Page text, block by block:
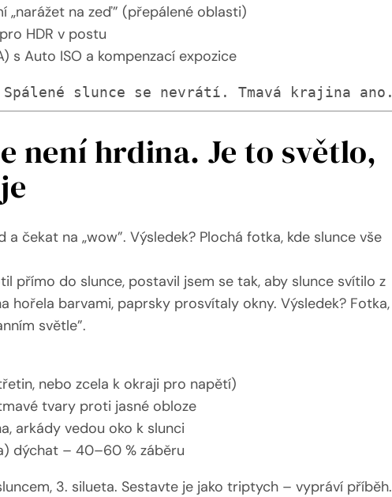
„narážet na zeď” (přepálené oblasti)
HDR v postu
s Auto ISO a kompenzací expozice
slunce se nevrátí. Tmavá krajina ano.
není hrdina. Je to světlo,
čekat na „wow”. Výsledek? Plochá fotka, kde slunce vše
přímo do slunce, postavil jsem se tak, aby slunce svítilo z
hořela barvami, paprsky prosvítaly okny. Výsledek? Fotka,
světle”.
nebo zcela k okraji pro napětí)
tvary proti jasné obloze
arkády vedou oko k slunci
dýchat – 40–60 % záběru
3. silueta. Sestavte je jako triptych – vypráví příběh.